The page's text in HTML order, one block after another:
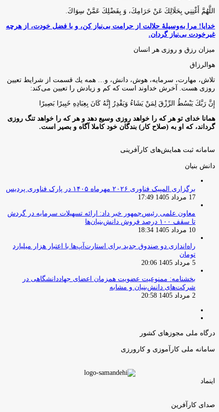
اللَّهُمَّ أَغْنِنِي بِحَلَالِكَ عَنْ حَرَامِكَ، وَ بِفَضْلِكَ عَمَّنْ سِوَاكَ‏.
خدایا! مرا به‌وسیلۀ حلالت از حرامت بی‌نیاز کن، و با فضل خودت، از هرچه
غیرخودت بی‌نیاز گردان.
میزان رزق و روزی هر انسان
هوالرزاق
تلاش، مهارت، سرمايه، هوش، دانش، و… همه يك قسمت از شرايط تعيين
روزى هست. آخرش خداوند است كه كم و زيادش را تعيين مى‌كند:
إِنَّ رَبَّكَ يَبْسُطُ الرِّزْقَ لِمَنْ يَشَاءُ وَيَقْدِرُ إِنَّهُ كَانَ بِعِبَادِهِ خَبِيرًا بَصِيرًا
همانا خدای تو هر که را خواهد روزی وسیع دهد و هر که را خواهد تنگ روزی
گرداند، که او به (صلاح کار) بندگان خود کاملا آگاه و بصیر است.
سامانه ثبت همایش‌های کارآفرینی
دانش‌ بنیان‌
برگزاری المپیک فناوری ۲۰۲۶ مهرماه ۱۴۰۵ در پارک فناوری پردیس
17 مرداد 1405 17:49
معاون علمی رئیس‌جمهور خبر داد: ارائه تسهیلات سرمایه در گردش
تا سقف ۱۰۰ درصد فروش دانش‌بنیان‌ها
10 مرداد 1405 18:34
راه‌اندازی دو صندوق جدید برای استارت‌آپ‌ها با اعتبار هزار میلیارد
تومان
5 مرداد 1405 20:06
بخشنامه: ممنوعیت عضویت همزمان اعضای جهاددانشگاهی در
شرکت‌های دانش‌بنیان و مشابه
2 مرداد 1405 20:58
درگاه ملی مجوزهای کشور
سامانه ملی کارآموزی و کارورزی
اینماد
صدای کارآفرین